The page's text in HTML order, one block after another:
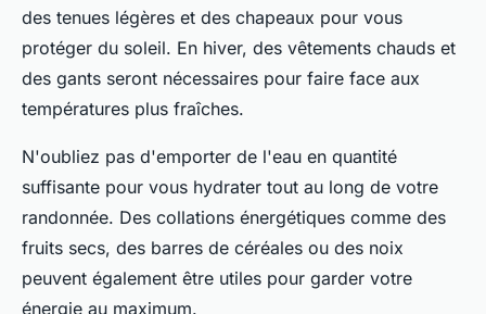
des tenues légères et des chapeaux pour vous
protéger du soleil. En hiver, des vêtements chauds et
des gants seront nécessaires pour faire face aux
températures plus fraîches.
N'oubliez pas d'emporter de l'eau en quantité
suffisante pour vous hydrater tout au long de votre
randonnée. Des collations énergétiques comme des
fruits secs, des barres de céréales ou des noix
peuvent également être utiles pour garder votre
énergie au maximum.